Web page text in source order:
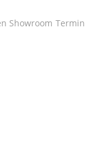
Showroom Termin